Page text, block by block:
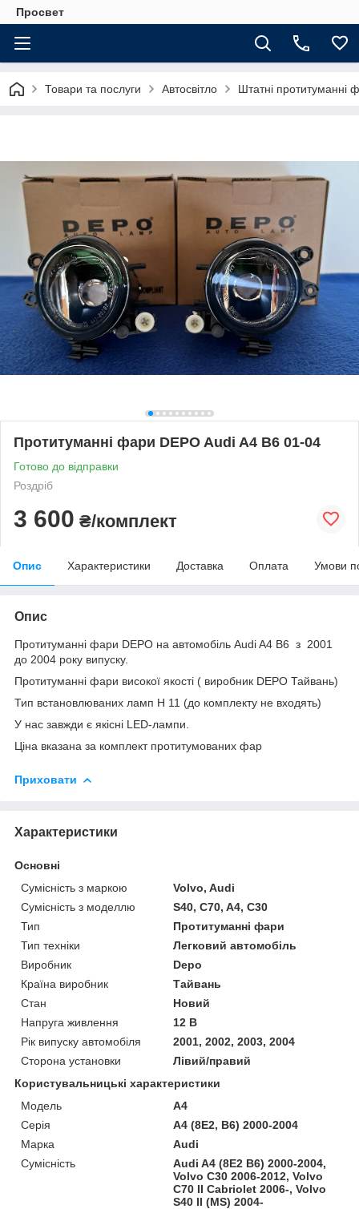
Просвет
Товари та послуги Автосвітло Штатні протитуманні
Протитуманні фари DEPO Audi A4 B6 01-04
Готово до відправки
Роздріб
3 600 ₴/комплект
Опис Характеристики Доставка Оплата Умови
Опис
Протитуманні фари DEPO на автомобіль Audi A4 B6 з 2001
до 2004 року випуску.
Протитуманні фари високої якості ( виробник DEPO Тайвань)
Тип встановлюваних ламп Н 11 (до комплекту не входять)
У нас завжди є якісні LED-лампи.
Ціна вказана за комплект протитумованих фар
Приховати
Характеристики
Основні
Сумісність з маркою
Volvo, Audi
Сумісність з моделлю
S40, C70, A4, C30
Тип
Протитуманні фари
Тип техніки
Легковий автомобіль
Виробник
Depo
Країна виробник
Тайвань
Стан
Новий
Напруга живлення
12 В
Рік випуску автомобіля
2001, 2002, 2003, 2004
Сторона установки
Лівий/правий
Користувальницькі характеристики
Модель
A4
Серія
A4 (8E2, B6) 2000-2004
Марка
Audi
Сумісність
Audi A4 (8E2 B6) 2000-2004,
Volvo C30 2006-2012, Volvo
C70 II Cabriolet 2006-, Volvo
S40 II (MS) 2004-